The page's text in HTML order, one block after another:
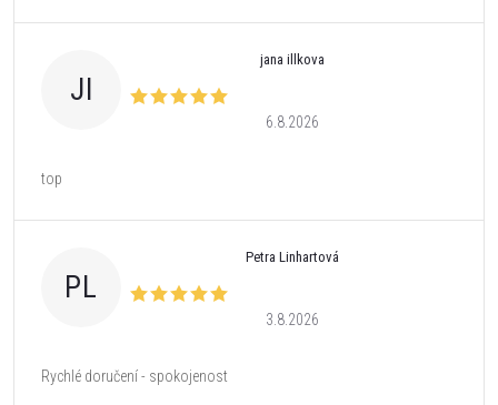
JI
jana illkova
6.8.2026
top
PL
Petra Linhartová
3.8.2026
Rychlé doručení - spokojenost